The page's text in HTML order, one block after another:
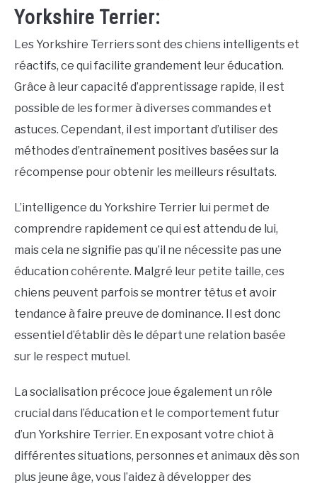
Yorkshire Terrier:
Les Yorkshire Terriers sont des chiens intelligents et
réactifs, ce qui facilite grandement leur éducation.
Grâce à leur capacité d’apprentissage rapide, il est
possible de les former à diverses commandes et
astuces. Cependant, il est important d’utiliser des
méthodes d’entraînement positives basées sur la
récompense pour obtenir les meilleurs résultats.
L’intelligence du Yorkshire Terrier lui permet de
comprendre rapidement ce qui est attendu de lui,
mais cela ne signifie pas qu’il ne nécessite pas une
éducation cohérente. Malgré leur petite taille, ces
chiens peuvent parfois se montrer têtus et avoir
tendance à faire preuve de dominance. Il est donc
essentiel d’établir dès le départ une relation basée
sur le respect mutuel.
La socialisation précoce joue également un rôle
crucial dans l’éducation et le comportement futur
d’un Yorkshire Terrier. En exposant votre chiot à
différentes situations, personnes et animaux dès son
plus jeune âge, vous l’aidez à développer des